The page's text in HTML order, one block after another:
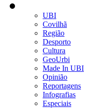
UBI
Covilhã
Região
Desporto
Cultura
GeoUrbi
Made In UBI
Opinião
Reportagens
Infografias
Especiais